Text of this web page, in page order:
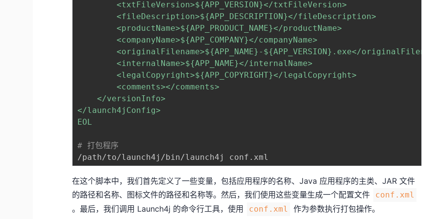
        <txtFileVersion>
${APP_VERSION}</txtFileVersion>
        <fileDescription>
${APP_DESCRIPTION}</fileDescription>
        <productName>
${APP_PRODUCT_NAME}</productName>
        <companyName>
${APP_COMPANY}</companyName>
        <originalFilename>
${APP_NAME} - ${APP_VERSION} .exe</
        <internalName>
${APP_NAME}</internalName>
        <legalCopyright>
${APP_COPYRIGHT}</legalCopyright>
        <comments></comments>
    </versionInfo>
</launch4jConfig>
EOL
# 打包程序
在这个脚本中，我们首先定义了一些变量，包括应用程序的名称、Java 应用程序的主类、JAR 文件
的路径和名称、图标文件的路径和名称等。然后，我们使用这些变量生成一个配置文件
conf.xml
。最后，我们调用 Launch4j 的命令行工具，使用 conf.xml 作为参数执行打包操作。